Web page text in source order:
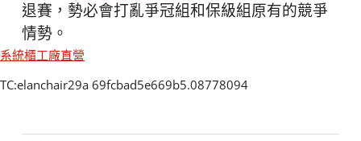
退賽，勢必會打亂爭冠組和保級組原有的競爭
情勢。
系統櫃工廠直營
TC:elanchair29a 69fcbad5e669b5.08778094